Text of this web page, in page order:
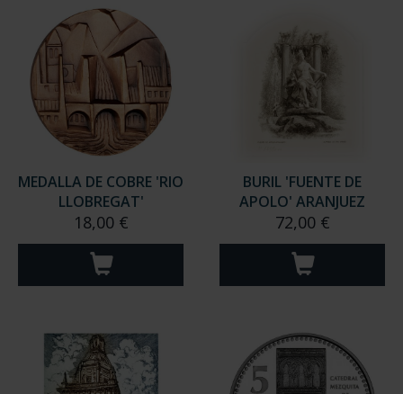
MEDALLA DE COBRE 'RIO
LLOBREGAT'
18,00 €
BURIL 'FUENTE DE
APOLO' ARANJUEZ
72,00 €